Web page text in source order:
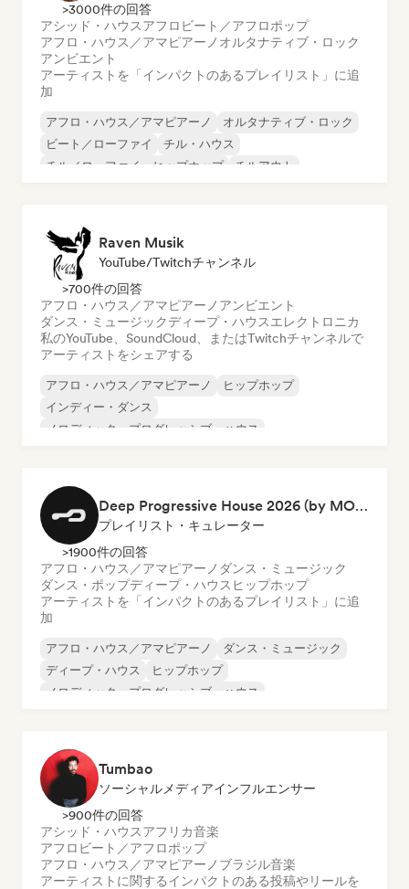
>3000件の回答
アシッド・ハウスアフロビート／アフロポップ
アフロ・ハウス／アマピアーノ オルタナティブ・ロック
アンビエント
アーティストを「インパクトのあるプレイリスト」に追
加
アフロ・ハウス／アマピアーノ
オルタナティブ・ロック
ビート／ローファイ
チル・ハウス
チル／ローファイ・ヒップホップ
チルアウト
Raven Musik
YouTube/Twitchチャンネル
>700件の回答
アフロ・ハウス／アマピアーノ アンビエント
ダンス・ミュージックディープ・ハウスエレクトロニカ
私のYouTube、SoundCloud、またはTwitchチャンネルで
アーティストをシェアする
アフロ・ハウス／アマピアーノ
ヒップホップ
インディー・ダンス
メロディック・プログレッシブ・ハウス
Deep Progressive House 2026 (by MODERNDEEP)
プレイリスト・キュレーター
>1900件の回答
アフロ・ハウス／アマピアーノ ダンス・ミュージック
ダンス・ポップディープ・ハウス ヒップホップ
アーティストを「インパクトのあるプレイリスト」に追
加
アフロ・ハウス／アマピアーノ
ダンス・ミュージック
ディープ・ハウス
ヒップホップ
メロディック・プログレッシブ・ハウス
Tumbao
ソーシャルメディアインフルエンサー
>900件の回答
アシッド・ハウスアフリカ音楽
アフロビート／アフロポップ
アフロ・ハウス／アマピアーノ ブラジル音楽
アーティストに関するインパクトのある投稿やリールを